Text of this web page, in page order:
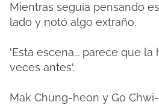
Mientras seguía pensando
lado y notó algo extraño.
'Esta escena... parece que
veces antes'.
Mak Chung-heon y Go